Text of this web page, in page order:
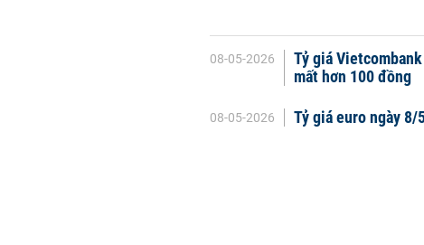
08-05-2026
Tỷ giá
mất hơn 100 đồng
08-05-2026 Tỷ giá euro ngày 8/